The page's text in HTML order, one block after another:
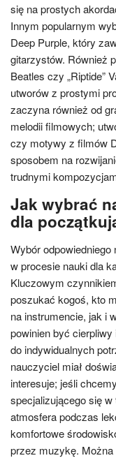
się na prostych
Innym popularnym
Deep Purple, który
gitarzystów. Również
Beatles czy „Riptide”
utworów z prostymi
zaczyna również od
melodii filmowych;
czy motywy z filmów
sposobem na
trudnymi
Jak wybrać
dla
Wybór
w procesie nauki dla
Kluczowym
poszukać kogoś, kto
na instrumencie, jak i
powinien być
do indywidualnych
nauczyciel miał
interesuje; jeśli
specjalizującego się
atmosfera podczas
komfortowe
przez muzykę.